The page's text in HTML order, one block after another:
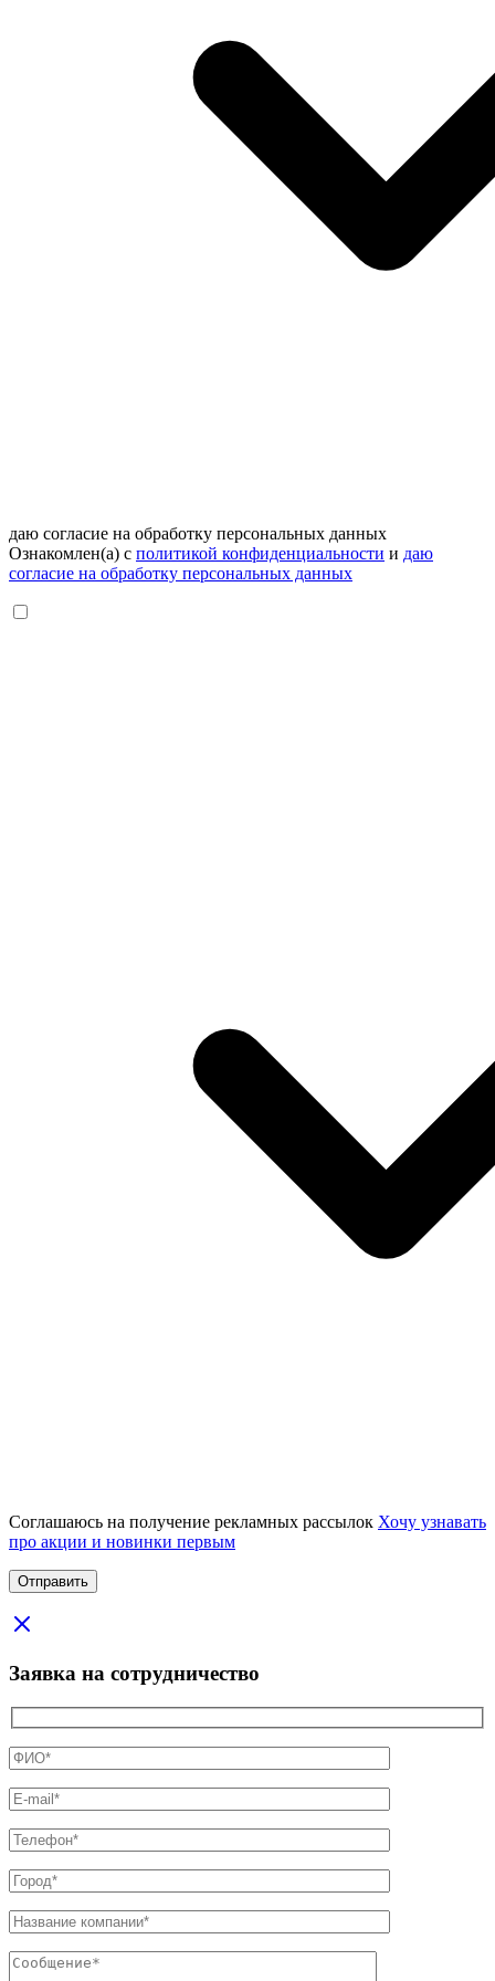
даю согласие на обработку персональных данных
Ознакомлен(а) с политикой конфиденциальности и даю
согласие на обработку персональных данных
Соглашаюсь на получение рекламных рассылок Хочу узнавать
про акции и новинки первым
Заявка на сотрудничество